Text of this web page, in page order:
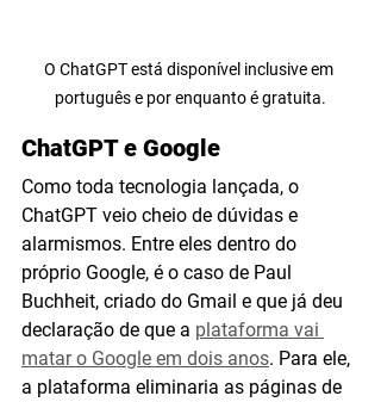
O ChatGPT está disponível inclusive em
português e por enquanto é gratuita.
ChatGPT e Google
Como toda tecnologia lançada, o
ChatGPT veio cheio de dúvidas e
alarmismos. Entre eles dentro do
próprio Google, é o caso de Paul
Buchheit, criado do Gmail e que já deu
declaração de que a plataforma vai
matar o Google em dois anos. Para ele,
a plataforma eliminaria as páginas de